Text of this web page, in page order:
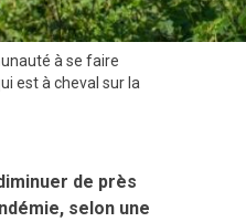
à se faire
est à cheval sur la
de près
selon une